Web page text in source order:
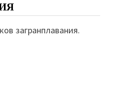
загранплавания.